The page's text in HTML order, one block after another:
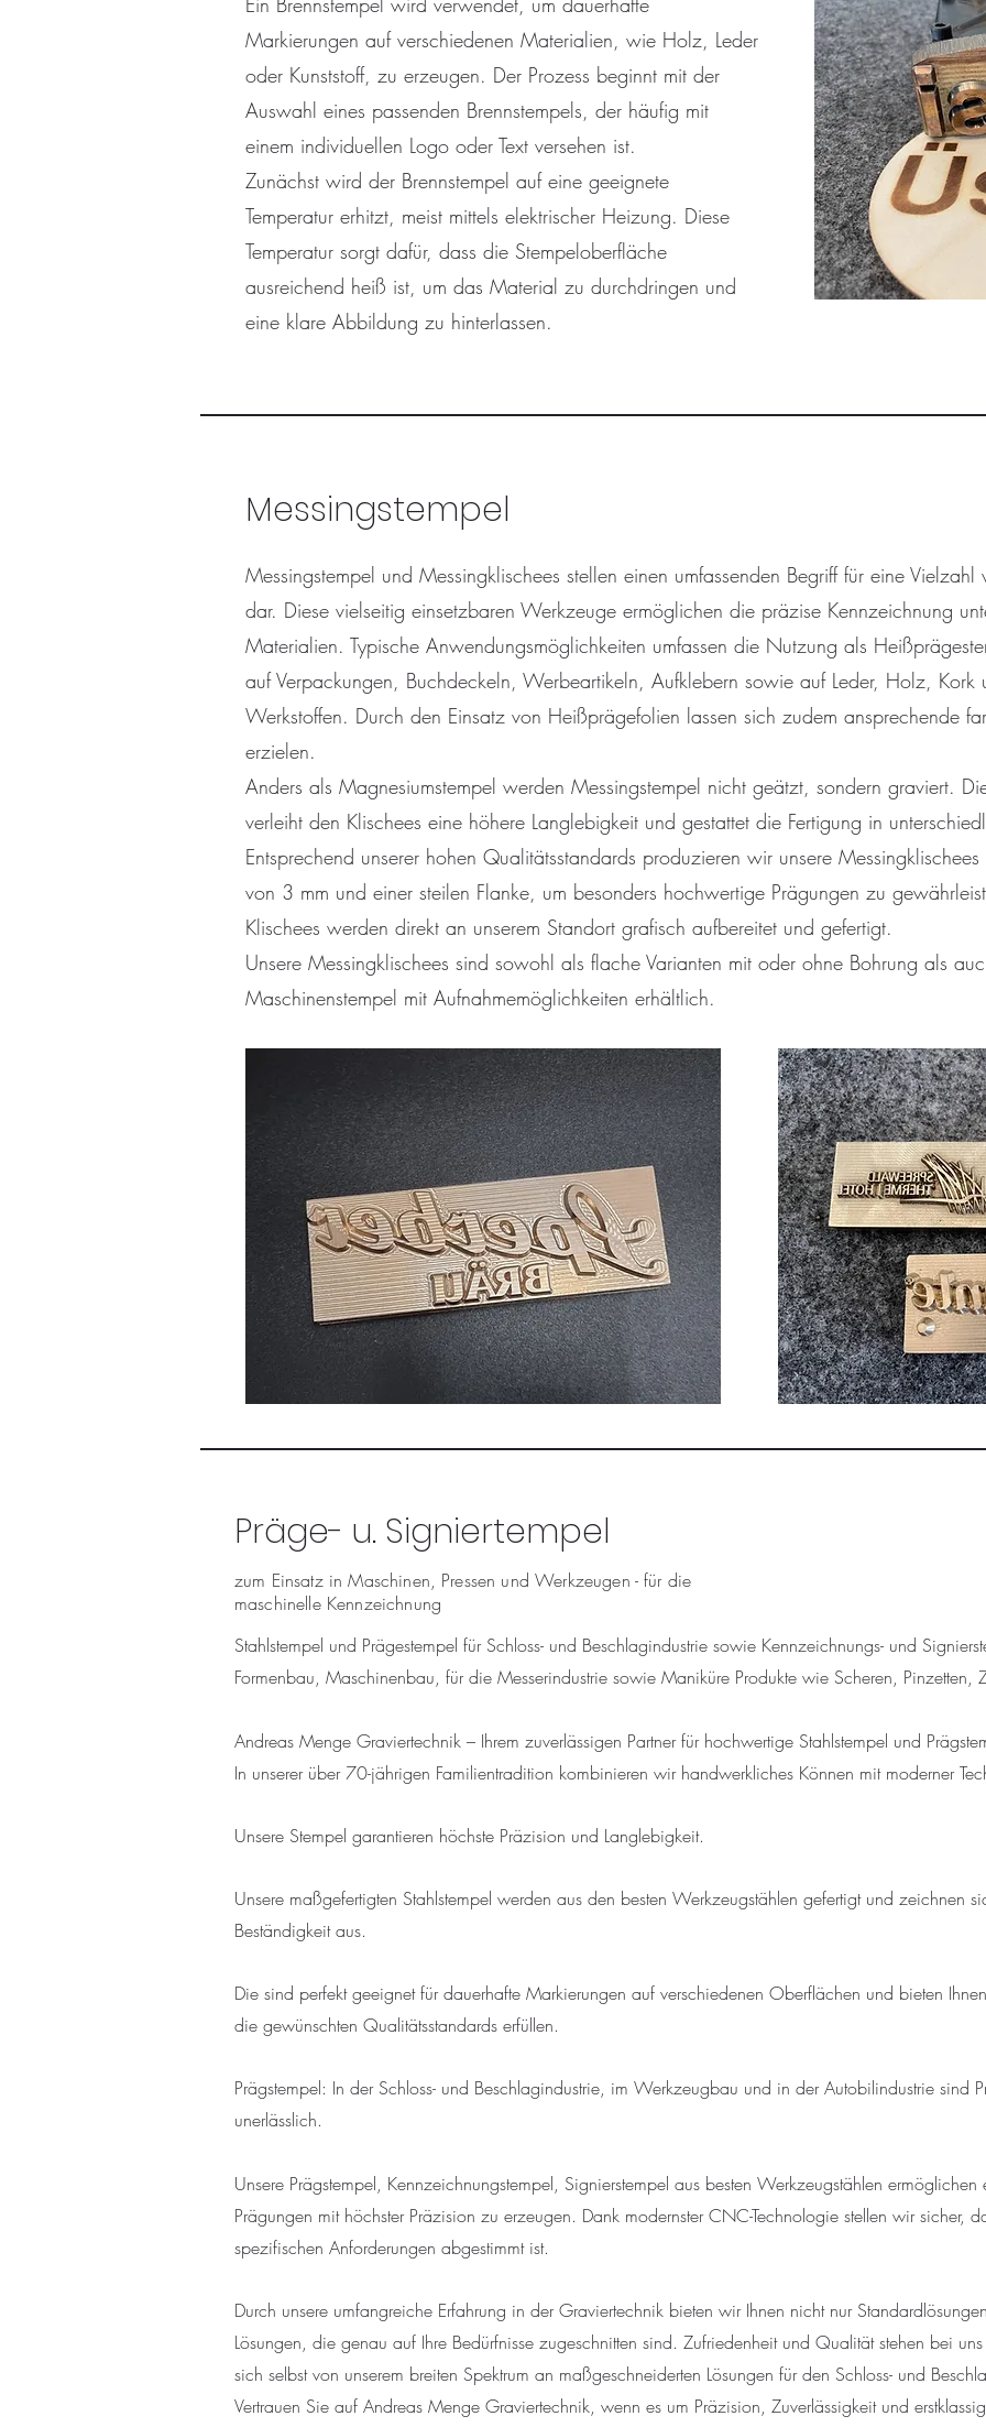
Markierungen auf verschiedenen Materialien, wie Holz, Leder
oder Kunststoff, zu erzeugen. Der Prozess beginnt mit der
Auswahl eines passenden Brennstempels, der häufig mit
einem individuellen Logo oder Text versehen ist.
Zunächst wird der Brennstempel auf eine geeignete
Temperatur erhitzt, meist mittels elektrischer Heizung. Diese
Temperatur sorgt dafür, dass die Stempeloberfläche
ausreichend heiß ist, um das Material zu durchdringen und
eine klare Abbildung zu hinterlassen.
Messingstempel
Messingstempel und Messingklischees stellen einen umfassenden Begriff für eine Vielzahl
dar. Diese vielseitig einsetzbaren Werkzeuge ermöglichen die präzise Kennzeichnung
Materialien. Typische Anwendungsmöglichkeiten umfassen die Nutzung als
auf Verpackungen, Buchdeckeln, Werbeartikeln, Aufklebern sowie auf Leder, Holz, Kork
Werkstoffen. Durch den Einsatz von Heißprägefolien lassen sich zudem ansprechende
erzielen.
Anders als Magnesiumstempel werden Messingstempel nicht geätzt, sondern graviert.
verleiht den Klischees eine höhere Langlebigkeit und gestattet die Fertigung in
Entsprechend unserer hohen Qualitätsstandards produzieren wir unsere
von 3 mm und einer steilen Flanke, um besonders hochwertige Prägungen zu
Klischees werden direkt an unserem Standort grafisch aufbereitet und gefertigt.
Unsere Messingklischees sind sowohl als flache Varianten mit oder ohne Bohrung als
Maschinenstempel mit Aufnahmemöglichkeiten erhältlich.
Präge- u. Signiertempel
zum Einsatz in Maschinen, Pressen und Werkzeugen -für die
maschinelle Kennzeichnung
Stahlstempel und Prägestempel für Schloss- und Beschlagindustrie sowie Kennzeichnungs- und
Formenbau, Maschinenbau, für die Messerindustrie sowie Maniküre Produkte wie Scheren, Pinzetten,
Andreas Menge Graviertechnik – Ihrem zuverlässigen Partner für hochwertige Stahlstempel und
In unserer über 70-jährigen Familientradition kombinieren wir handwerkliches Können mit moderner
Unsere Stempel garantieren höchste Präzision und Langlebigkeit.
Unsere maßgefertigten Stahlstempel werden aus den besten Werkzeugstählen gefertigt und zeichnen
Beständigkeit aus.
Die sind perfekt geeignet für dauerhafte Markierungen auf verschiedenen Oberflächen und bieten
die gewünschten Qualitätsstandards erfüllen.
Prägstempel: In der Schloss- und Beschlagindustrie, im Werkzeugbau und in der Autobilindustrie sind
unerlässlich.
Unsere Prägstempel, Kennzeichnungstempel, Signierstempel aus besten Werkzeugstählen
Prägungen mit höchster Präzision zu erzeugen. Dank modernster CNC-Technologie stellen wir sicher,
spezifischen Anforderungen abgestimmt ist.
Durch unsere umfangreiche Erfahrung in der Graviertechnik bieten wir Ihnen nicht nur
Lösungen, die genau auf Ihre Bedürfnisse zugeschnitten sind. Zufriedenheit und Qualität stehen bei
sich selbst von unserem breiten Spektrum an maßgeschneiderten Lösungen für den Schloss- und
Vertrauen Sie auf Andreas Menge Graviertechnik, wenn es um Präzision, Zuverlässigkeit und